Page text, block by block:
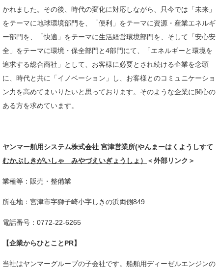
かれました。その後、時代の変化に対応しながら、只今では「未来」
をテーマに地球環境部門を、「便利」をテーマに資源・産業エネルギ
ー部門を、「快適」をテーマに生活経営環境部門を、そして「安心安
全」をテーマに環境・保全部門と4部門にて、「エネルギーと環境を
追求する総合商社」として、お客様に必要とされ続ける企業を念頭
に、時代と共に「イノベーション」し、お客様とのコミュニケーショ
ン力を高めてまいりたいと思っております。そのような企業に関心の
ある方を求めています。
ヤンマー舶用システム株式会社 宮津営業所(やんまーはくようしすて
むかぶしきがいしゃ みやづえいぎょうしょ）
＜外部リンク＞
業種等：販売・整備業​
所在地：宮津市字獅子崎小字しきの浜両側849
電話番号：0772-22-6265
【企業からひとことPR】
​当社はヤンマーグループの子会社です。船舶用ディーゼルエンジンの